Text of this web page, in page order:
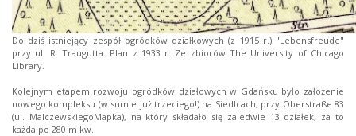
Do dziś istniejący zespół ogródków działkowych (z 1915 r.) "Lebensfreude"
przy ul. R. Traugutta. Plan z 1933 r. Ze zbiorów The University of Chicago
Library.
Kolejnym etapem rozwoju ogródków działowych w Gdańsku było założenie
nowego kompleksu (w sumie już trzeciego!) na Siedlcach, przy Oberstraße 83
(ul. MalczewskiegoMapka), na który składało się zaledwie 13 działek, za to
każda po 280 m kw.